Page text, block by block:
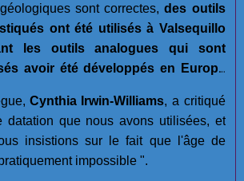
sont correctes, des outils
ont été utilisés à Valsequillo
les outils analogues qui sont
avoir été développés en Europe
Cynthia Irwin-Williams, a critiqué
datation que nous avons utilisées, et
insistions sur le fait que l'âge de
impossible ".